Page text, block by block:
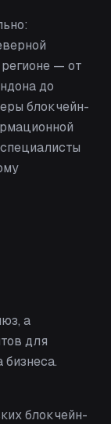
— от
до
блокчейн-
а
для
блокчейн-